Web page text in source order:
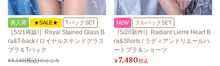
再入荷 ★SALE★ TバックSET
［5/21再販!］Royal Stained Glass B
ra&T-back / ロイヤルステンドグラス
ブラ＆Tバック
¥8,140 のところ
NEW フルバックSET
［5/20新作!］Radiant Lierre Heart B
ra&Shorts / ラディアントリエールハ
ートブラ＆ショーツ
¥7,480税込